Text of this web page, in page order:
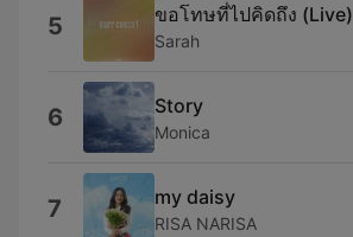
5 ขอโทษที่ไปคิดถึง (Live)
Sarah
6 Story
Monica
7 my daisy
RISA NARISA